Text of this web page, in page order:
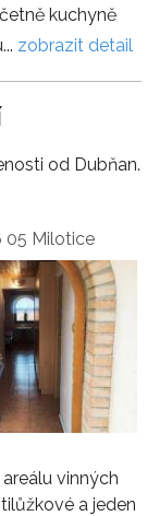
kuchyně
zobrazit detail
od Dubňan.
05 Milotice
vinných
a jeden